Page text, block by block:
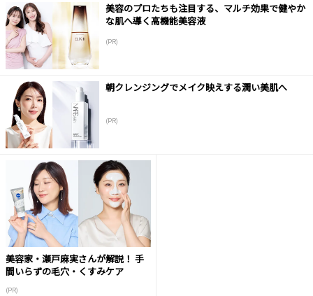
美容のプロたちも注目する、マルチ効果で健やか
な肌へ導く高機能美容液
(PR)
朝クレンジングでメイク映えする潤い美肌へ
(PR)
美容家・瀬戸麻実さんが解説！ 手
間いらずの毛穴・くすみケア
(PR)